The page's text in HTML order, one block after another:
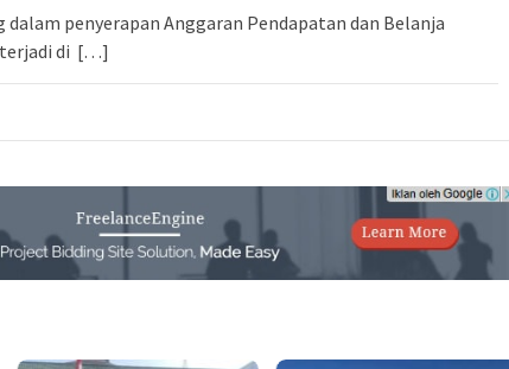
dalam penyerapan Anggaran Pendapatan dan Belanja
terjadi di […]